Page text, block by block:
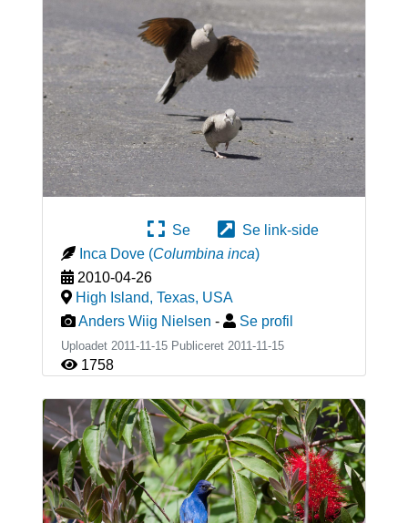
Se
Se link-side
Inca Dove (Columbina inca)
2010-04-26
High Island, Texas, USA
Anders Wiig Nielsen - Se profil
Uploadet 2011-11-15 Publiceret 2011-11-15
1758